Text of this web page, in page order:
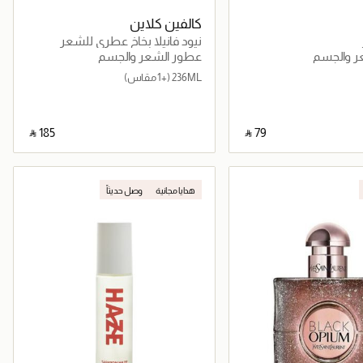
والجسم
‎ ⃁ ⁦79⁩ ‎
جاري تحميل التفاصيل
كالفين كلاين
نيود فانيلا بخاخ عطري للشعر
والجسم
عطور الشعر والجسم
236ML (+1 مقاس)
‎ ⃁ ⁦185⁩ ‎
جاري تحميل التفاصيل
هدايا مجانية وصل حديثاً